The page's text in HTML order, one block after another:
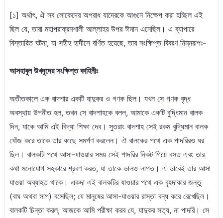
[১] অর্থাৎ, ঐ সব লোকেদের অপরাধ যাদেরকে আগুনে নিক্ষেপ করা হচ্ছিল এই
ছিল যে, তারা মহাপরাক্রমশালী আল্লাহর উপর ঈমান এনেছিল। এ ব্যাপারে
বিস্তারিত ঘটনা, যা সহীহ হাদীসে বর্ণিত হয়েছে, তার সংক্ষিপ্ত বিবরণ নিম্নরূপঃ-
আসহাবুল উখদূদের সংক্ষিপ্ত কাহিনীঃ
অতীতকালে এক বাদশার একটি যাদুকর ও গণক ছিল। যখন সে গণক বৃদ্ধ
অবস্থায় উপনীত হল, তখন সে বাদশাহকে বলল, আমাকে একটি বুদ্ধিমান বালক
দিন, যাকে আমি এই বিদ্যা শিক্ষা দেব। সুতরাং বাদশাহ সেই রকম বুদ্ধিমান বালক
খোঁজ করে তাকে তার কাছে সমর্পণ করলেন। ঐ বালকের পথে এক পাদরিরও ঘর
ছিল। বালকটি পথে আসা-যাওয়ার সময় সেই পাদরির নিকট গিয়ে বসত এবং তার
কথা মনোযোগ সহকারে শ্রবণ করত, যা তাকে ভালও লাগত। এ ভাবেই তার আসা
যাওয়া অব্যাহত থাকে। একদা এই বালকটির যাওয়ার পথে এক বৃহদাকার জন্তু
(বাঘ অথবা সাপ) বসেছিল; যে মানুষের আসা-যাওয়ার রাস্তা বন্ধ করে রেখেছিল।
বালকটি চিন্তা করল, আজকে আমি পরীক্ষা করব যে, যাদুকর সত্য, না পাদরি। সে